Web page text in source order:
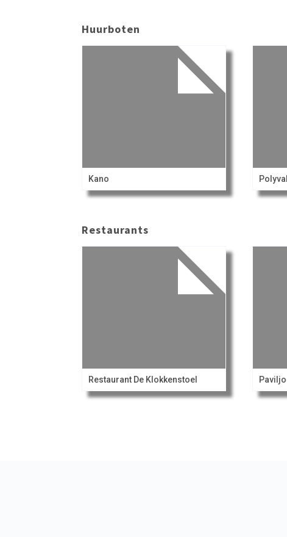
Huurboten
Kano
Restaurants
Restaurant De Klokkenstoel